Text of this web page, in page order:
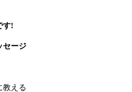
す!
セージ
教える